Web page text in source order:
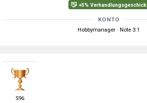
+5% Verhandlungsgeschick
KONTO
Hobbymanager · Note 3.1
S96